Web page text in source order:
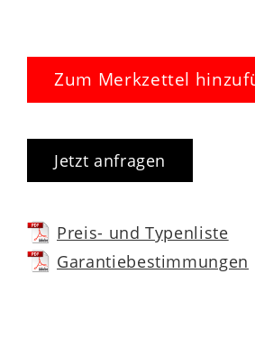
Zum Merkzettel
Jetzt anfragen
Preis- und Typenliste
Garantiebestimmungen